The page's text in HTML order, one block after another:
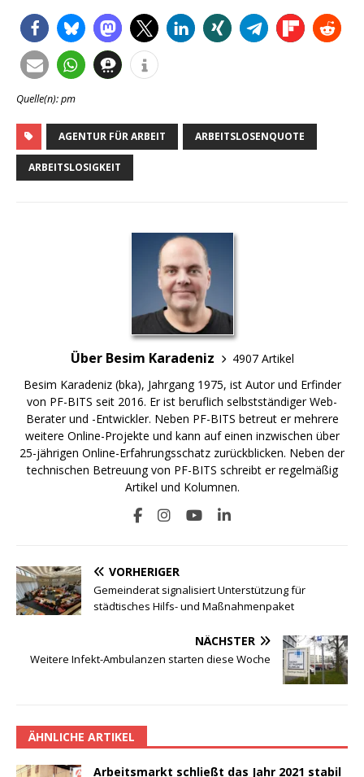
Quelle(n): pm
AGENTUR FÜR ARBEIT ARBEITSLOSENQUOTE
ARBEITSLOSIGKEIT
Über Besim Karadeniz
4907 Artikel
Besim Karadeniz (bka), Jahrgang 1975, ist Autor und Erfinder
von PF-BITS seit 2016. Er ist beruflich selbstständiger Web-
Berater und -Entwickler. Neben PF-BITS betreut er mehrere
weitere Online-Projekte und kann auf einen inzwischen über
25-jährigen Online-Erfahrungsschatz zurückblicken. Neben der
technischen Betreuung von PF-BITS schreibt er regelmäßig
Artikel und Kolumnen.
VORHERIGER
Gemeinderat signalisiert Unterstützung für
städtisches Hilfs- und Maßnahmenpaket
NÄCHSTER
Weitere Infekt-Ambulanzen starten diese Woche
ÄHNLICHE ARTIKEL
Arbeitsmarkt schließt das Jahr 2021 stabil